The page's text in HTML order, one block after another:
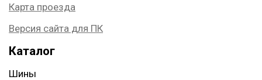
Карта проезда
Версия сайта для ПК
Каталог
Шины